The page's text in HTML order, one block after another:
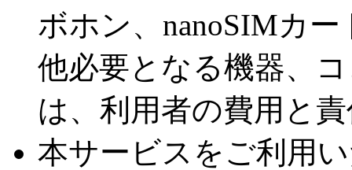
ボホン、nanoSIMカ
他必要となる機器、
は、利用者の費用と
本サービスをご利用